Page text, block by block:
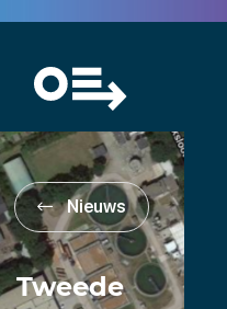
Nieuws
Tweede